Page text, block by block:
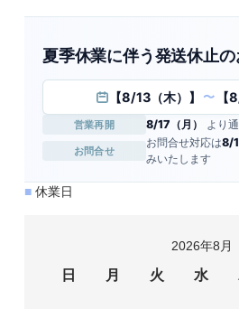
夏季休業に伴う発送休止
【8/13（木）】 〜 【
営業再開 8/17（月） より
お問合せ
お問合せ対応は8/
みいたします
■休業日
2026年8月
日 月 火 水